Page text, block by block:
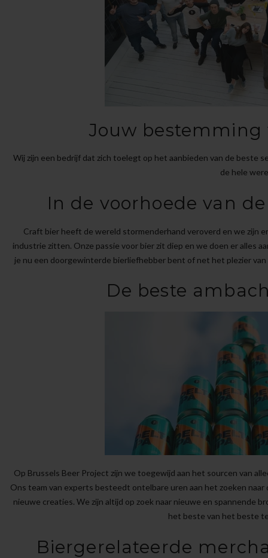
Jouw bestemming
Wij zijn een bedrijf dat zich toelegt op het aanbieden van de beste
de hele
In de voorhoede van
Craft bier heeft de wereld stormenderhand veroverd en we zijn
industrie zitten. Onze passie voor bier zit diep en we doen er alles
je nu een doorgewinterde bierliefhebber bent of net het plezier
De beste
Op Brussels Beer Project zijn we toegewijd aan het sourcen van
Ons team van experts besteedt ontelbare uren aan het zoeken
nieuwe creaties. We zijn altijd op zoek naar nieuwe en spannende
het beste van het beste
Biergerelateerde